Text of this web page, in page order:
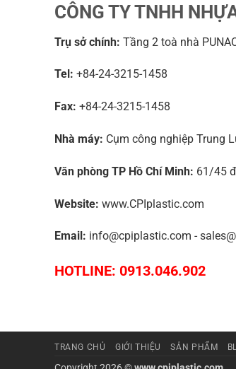
CÔNG TY TNHH
Trụ sở chính: Tầng 2 toà nhà
Tel: +84-24-3215-1458
Fax: +84-24-3215-1458
Nhà máy: Cụm công nghiệp Trung
Văn phòng TP Hồ Chí Minh: 61/45
Website: www.CPIplastic.com
Email: info@cpiplastic.com -
HOTLINE: 0913.046.902
TRANG CHỦ GIỚI THIỆU SẢN PHẨM